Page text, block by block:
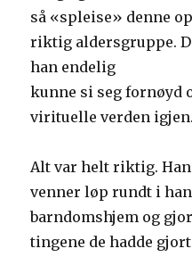
så «spleise» denne
riktig aldersgruppe.
han endelig
kunne si seg fornøyd
virituelle verden igjen.
Alt var helt riktig.
venner løp rundt i
barndomshjem og
tingene de hadde